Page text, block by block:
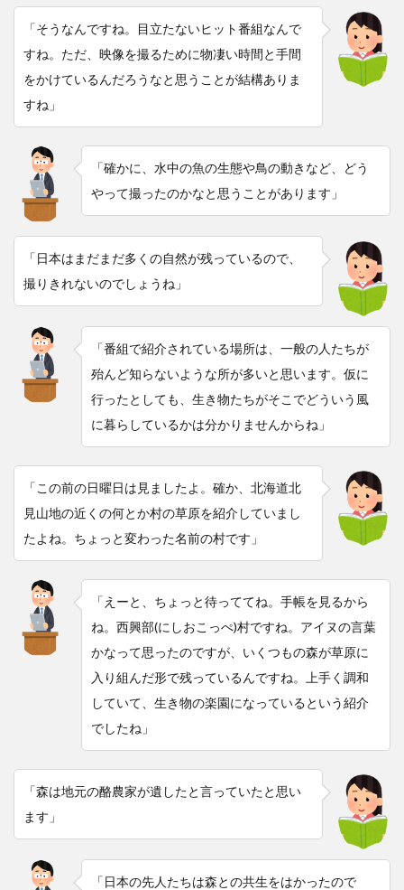
「そうなんですね。目立たないヒット番組なんで
すね。ただ、映像を撮るために物凄い時間と手間
をかけているんだろうなと思うことが結構ありま
すね」
「確かに、水中の魚の生態や鳥の動きなど、どう
やって撮ったのかなと思うことがあります」
「日本はまだまだ多くの自然が残っているので、
撮りきれないのでしょうね」
「番組で紹介されている場所は、一般の人たちが
殆んど知らないような所が多いと思います。仮に
行ったとしても、生き物たちがそこでどういう風
に暮らしているかは分かりませんからね」
「この前の日曜日は見ましたよ。確か、北海道北
見山地の近くの何とか村の草原を紹介していまし
たよね。ちょっと変わった名前の村です」
「えーと、ちょっと待っててね。手帳を見るから
ね。西興部(にしおこっぺ)村ですね。アイヌの言葉
かなって思ったのですが、いくつもの森が草原に
入り組んだ形で残っているんですね。上手く調和
していて、生き物の楽園になっているという紹介
でしたね」
「森は地元の酪農家が遺したと言っていたと思い
ます」
「日本の先人たちは森との共生をはかったので